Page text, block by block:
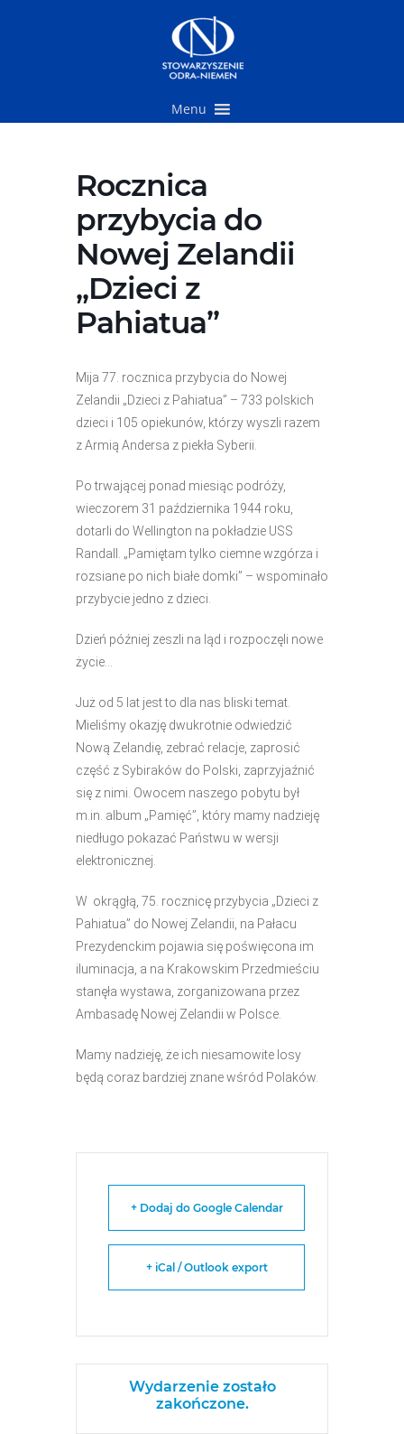
Menu
Rocznica
przybycia do
Nowej Zelandii
„Dzieci z
Pahiatua”
Mija 77. rocznica przybycia do Nowej
Zelandii „Dzieci z Pahiatua” – 733 polskich
dzieci i 105 opiekunów, którzy wyszli razem
z Armią Andersa z piekła Syberii.
Po trwającej ponad miesiąc podróży,
wieczorem 31 października 1944 roku,
dotarli do Wellington na pokładzie USS
Randall. „Pamiętam tylko ciemne wzgórza i
rozsiane po nich białe domki” – wspominało
przybycie jedno z dzieci.
Dzień później zeszli na ląd i rozpoczęli nowe
życie…
Już od 5 lat jest to dla nas bliski temat.
Mieliśmy okazję dwukrotnie odwiedzić
Nową Zelandię, zebrać relacje, zaprosić
część z Sybiraków do Polski, zaprzyjaźnić
się z nimi. Owocem naszego pobytu był
m.in. album „Pamięć”, który mamy nadzieję
niedługo pokazać Państwu w wersji
elektronicznej.
W okrągłą, 75. rocznicę przybycia „Dzieci z
Pahiatua” do Nowej Zelandii, na Pałacu
Prezydenckim pojawia się poświęcona im
iluminacja, a na Krakowskim Przedmieściu
stanęła wystawa, zorganizowana przez
Ambasadę Nowej Zelandii w Polsce.
Mamy nadzieję, że ich niesamowite losy
będą coraz bardziej znane wśród Polaków.
+ Dodaj do Google Calendar
+ iCal / Outlook export
Wydarzenie zostało
zakończone.